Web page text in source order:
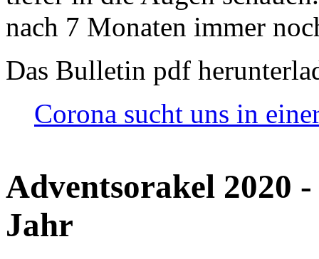
nach 7 Monaten immer
Das Bulletin pdf
Corona sucht uns in
Adventsorakel 2020
Jahr